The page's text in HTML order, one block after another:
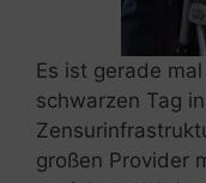
Es ist gerade
schwarzen Tag
großen Provider